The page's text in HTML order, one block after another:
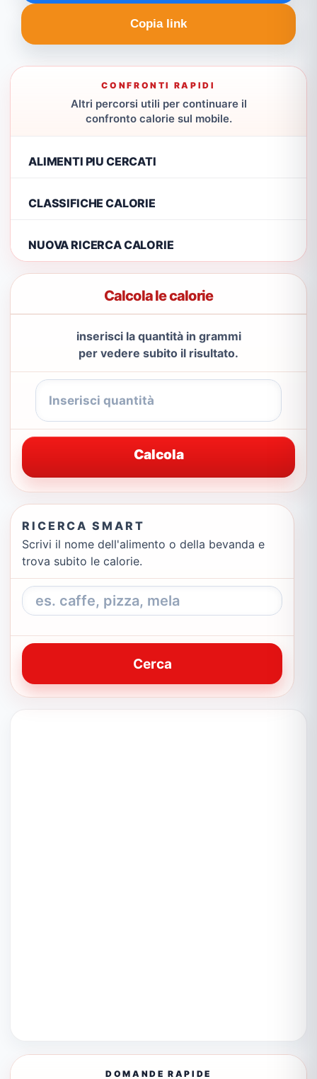
Copia link
CONFRONTI RAPIDI
Altri percorsi utili per continuare il
confronto calorie sul mobile.
ALIMENTI PIU CERCATI
CLASSIFICHE CALORIE
NUOVA RICERCA CALORIE
Calcola le calorie
inserisci la quantità in grammi
per vedere subito il risultato.
Calcola
RICERCA SMART
Scrivi il nome dell'alimento o della bevanda e
trova subito le calorie.
Cerca
DOMANDE RAPIDE